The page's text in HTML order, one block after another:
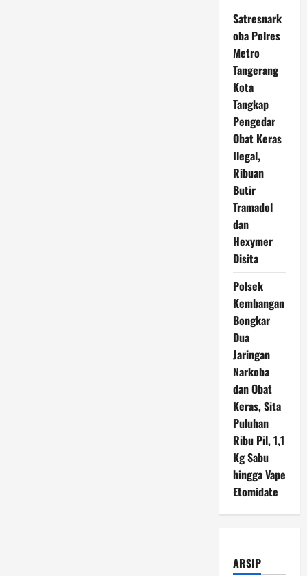
Satresnark
oba Polres
Metro
Tangerang
Kota
Tangkap
Pengedar
Obat Keras
Ilegal,
Ribuan
Butir
Tramadol
dan
Hexymer
Disita
Polsek
Kembangan
Bongkar
Dua
Jaringan
Narkoba
dan Obat
Keras, Sita
Puluhan
Ribu Pil, 1,1
Kg Sabu
hingga Vape
Etomidate
ARSIP